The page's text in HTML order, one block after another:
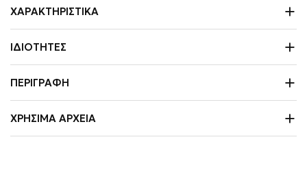
ΧΑΡΑΚΤΗΡΙΣΤΙΚΆ
ΙΔΙΌΤΗΤΕΣ
ΠΕΡΙΓΡΑΦΉ
ΧΡΉΣΙΜΑ ΑΡΧΕΊΑ